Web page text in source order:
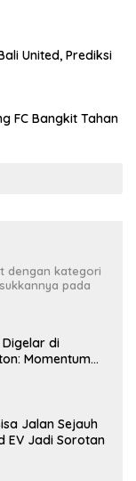
United, Prediksi
FC Bangkit Tahan
dengan kategori
pada
Digelar di
Momentum
Jalan Sejauh
EV Jadi Sorotan